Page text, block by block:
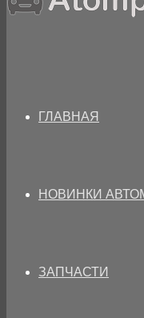
ГЛАВНАЯ
НОВИНКИ
ЗАПЧАСТИ